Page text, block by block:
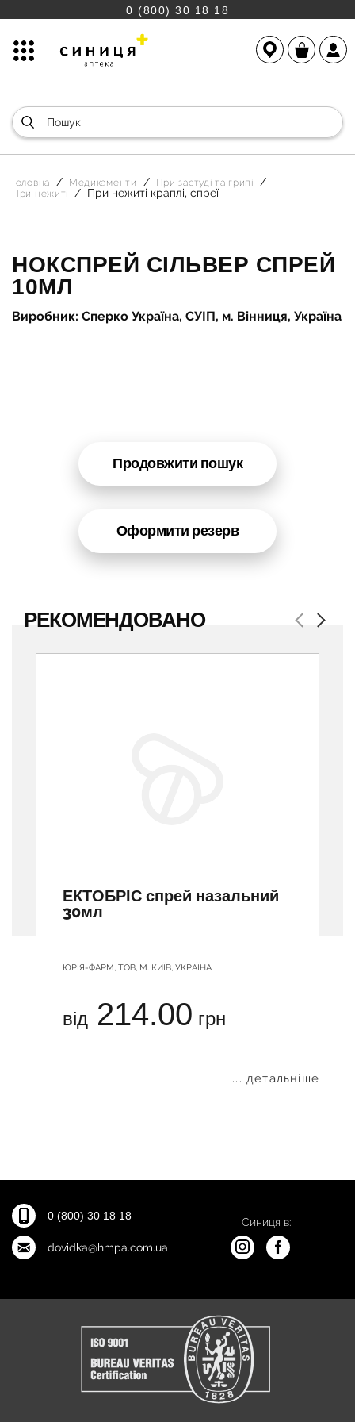
0 (800) 30 18 18
Головна Медикаменти
При застуді та грипі
При нежиті
При нежиті краплі, спреї
НОКСПРЕЙ СІЛЬВЕР СПРЕЙ
10МЛ
Виробник: Сперко Україна, СУІП, м. Вінниця, Україна
Продовжити пошук
Оформити резерв
РЕКОМЕНДОВАНО Previous
ЕКТОБРІС спрей назальний
30мл
ЮРІЯ-ФАРМ, ТОВ, М. КИЇВ, УКРАЇНА
від 214.00 грн
... детальніше
Next
0 (800) 30 18 18
dovidka@hmpa.com.ua
Синиця в: